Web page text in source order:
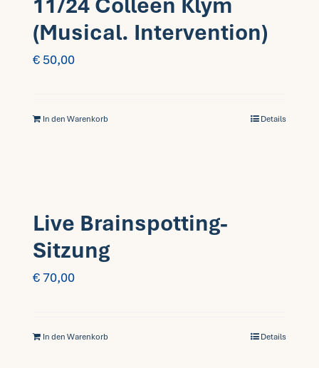
(Musical. Intervention)
€ 50,00
In den Warenkorb Details
Live Brainspotting-
Sitzung
€70,00
In den Warenkorb Details